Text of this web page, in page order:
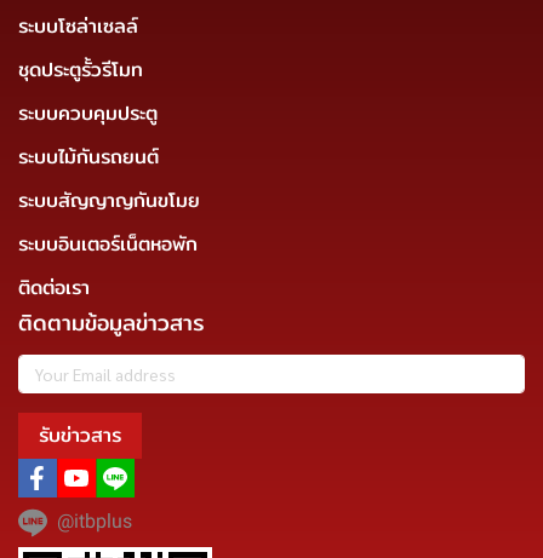
ระบบโซล่าเซลล์
ชุดประตูรั้วรีโมท
ระบบควบคุมประตู
ระบบไม้กันรถยนต์
ระบบสัญญาญกันขโมย
ระบบอินเตอร์เน็ตหอพัก
ติดต่อเรา
ติดตามข้อมูลข่าวสาร
รับข่าวสาร
@itbplus